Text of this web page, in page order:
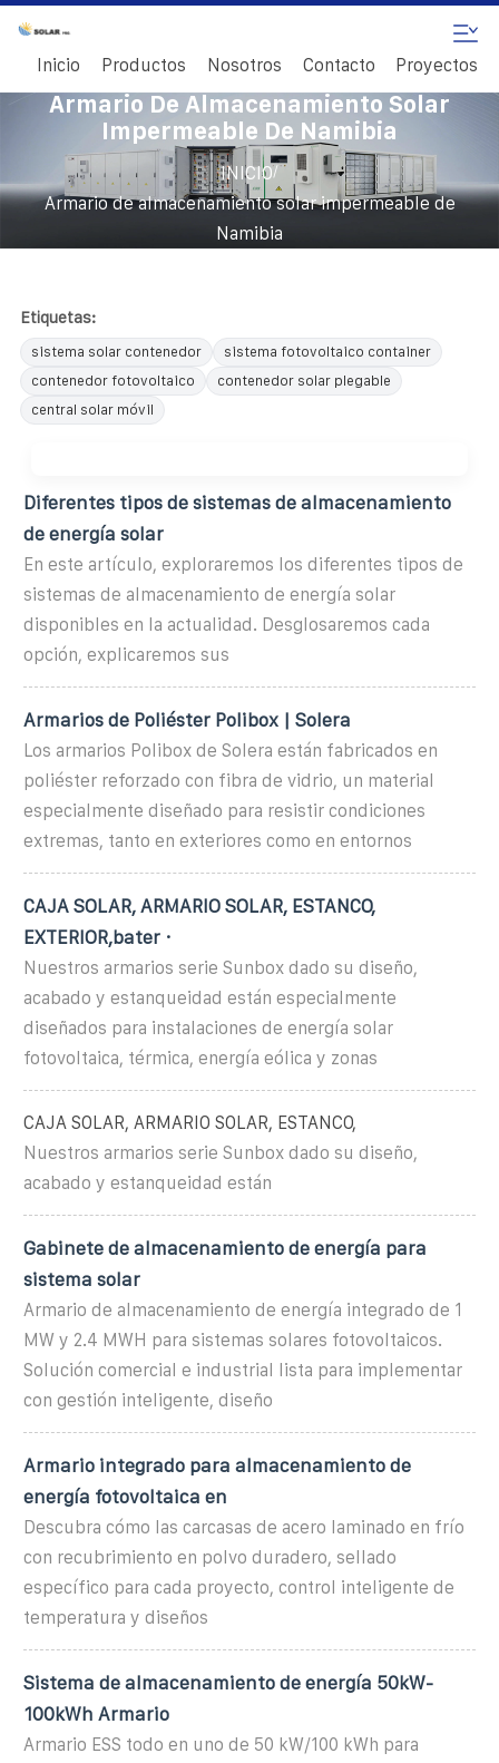
Inicio Productos Nosotros Contacto Proyectos
Armario De Almacenamiento Solar
Impermeable De Namibia
INICIO/
Armario de almacenamiento solar impermeable de
Namibia
Etiquetas:
sistema solar contenedor
sistema fotovoltaico container
contenedor fotovoltaico
contenedor solar plegable
central solar móvil
Diferentes tipos de sistemas de almacenamiento
de energía solar
En este artículo, exploraremos los diferentes tipos de
sistemas de almacenamiento de energía solar
disponibles en la actualidad. Desglosaremos cada
opción, explicaremos sus
Armarios de Poliéster Polibox | Solera
Los armarios Polibox de Solera están fabricados en
poliéster reforzado con fibra de vidrio, un material
especialmente diseñado para resistir condiciones
extremas, tanto en exteriores como en entornos
CAJA SOLAR, ARMARIO SOLAR, ESTANCO,
EXTERIOR,bater ·
Nuestros armarios serie Sunbox dado su diseño,
acabado y estanqueidad están especialmente
diseñados para instalaciones de energía solar
fotovoltaica, térmica, energía eólica y zonas
CAJA SOLAR, ARMARIO SOLAR, ESTANCO,
Nuestros armarios serie Sunbox dado su diseño,
acabado y estanqueidad están
Gabinete de almacenamiento de energía para
sistema solar
Armario de almacenamiento de energía integrado de 1
MW y 2.4 MWH para sistemas solares fotovoltaicos.
Solución comercial e industrial lista para implementar
con gestión inteligente, diseño
Armario integrado para almacenamiento de
energía fotovoltaica en
Descubra cómo las carcasas de acero laminado en frío
con recubrimiento en polvo duradero, sellado
específico para cada proyecto, control inteligente de
temperatura y diseños
Sistema de almacenamiento de energía 50kW-
100kWh Armario
Armario ESS todo en uno de 50 kW/100 kWh para